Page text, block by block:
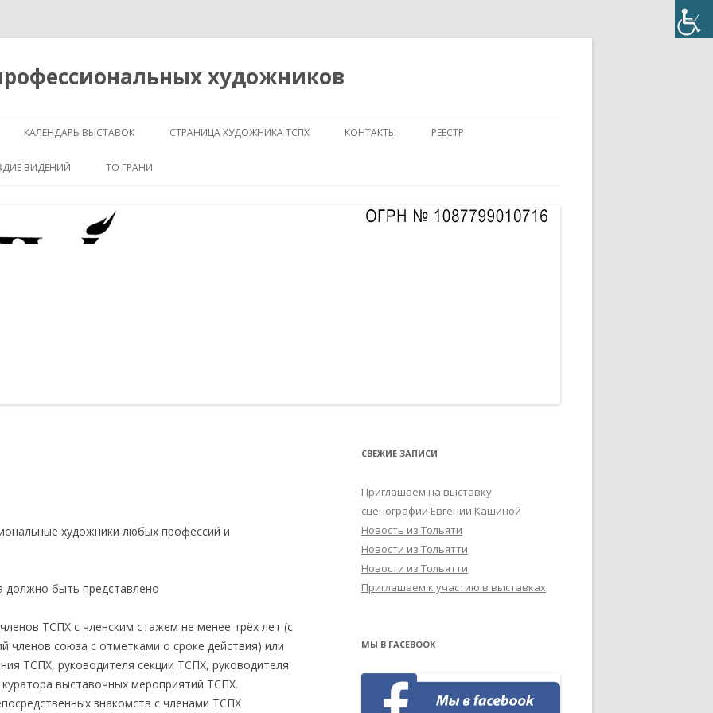
художников
к
содержимому
КАЛЕНДАРЬ ВЫСТАВОК СТРАНИЦА ХУДОЖНИКА ТСПХ КОНТАКТЫ РЕЕСТР
ВИДЕНИЙ ТО ГРАНИ
художники любых профессий и
быть представлено
ТСПХ с членским стажем не менее трёх лет (с
членов союза с отметками о сроке действия) или
ТСПХ, руководителя секции ТСПХ, руководителя
выставочных мероприятий ТСПХ.
знакомств с членами ТСПХ
СВЕЖИЕ ЗАПИСИ
Приглашаем на выставку
сценографии Евгении Кашиной
Новость из Тольяти
Новости из Тольятти
Новости из Тольятти
Приглашаем к участию в выставках
МЫ В FACEBOOK